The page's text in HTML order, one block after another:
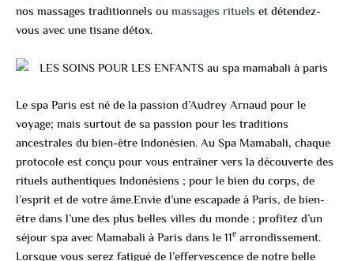
nos massages traditionnels ou massages rituels et détendez-
vous avec une tisane détox.
Le spa Paris est né de la passion d’Audrey Arnaud pour le
voyage; mais surtout de sa passion pour les traditions
ancestrales du bien-être Indonésien. Au Spa Mamabali, chaque
protocole est conçu pour vous entraîner vers la découverte des
rituels authentiques Indonésiens ; pour le bien du corps, de
l’esprit et de votre âme.Envie d’une escapade à Paris, de bien-
être dans l’une des plus belles villes du monde ; profitez d’un
séjour spa avec Mamabali à Paris dans le 11e arrondissement.
Lorsque vous serez fatigué de l’effervescence de notre belle